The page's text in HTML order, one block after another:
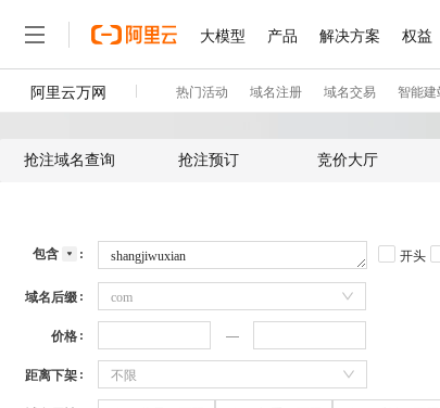
抢注域名查询 抢注预订 竞价大厅
包含 开头
域名后缀 com
价格
距离下架 不限